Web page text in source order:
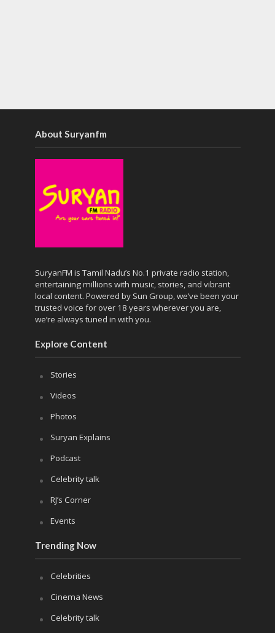
About Suryanfm
SuryanFM is Tamil Nadu’s No.1 private radio station,
entertaining millions with music, stories, and vibrant
local content. Powered by Sun Group, we’ve been your
trusted voice for over 18 years wherever you are,
we’re always tuned in with you.
Explore Content
Stories
Videos
Photos
Suryan Explains
Podcast
Celebrity talk
RJ’s Corner
Events
Trending Now
Celebrities
Cinema News
Celebrity talk